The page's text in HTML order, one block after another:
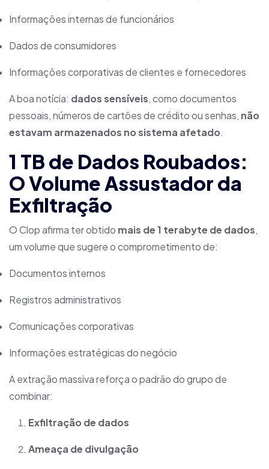
Informações internas de funcionários
Dados de consumidores
Informações corporativas de clientes e fornecedores
A boa notícia: dados sensíveis, como documentos
pessoais, números de cartões de crédito ou senhas, não
estavam armazenados no sistema afetado.
1 TB de Dados Roubados:
O Volume Assustador da
Exfiltração
O Clop afirma ter obtido mais de 1 terabyte de dados,
um volume que sugere o comprometimento de:
Documentos internos
Registros administrativos
Comunicações corporativas
Informações estratégicas do negócio
A extração massiva reforça o padrão do grupo de
combinar:
Exfiltração de dados
Ameaça de divulgação